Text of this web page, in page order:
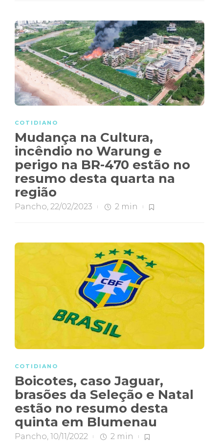
COTIDIANO
Mudança na Cultura,
incêndio no Warung e
perigo na BR-470 estão no
resumo desta quarta na
região
Pancho, 22/02/2023 2 min
COTIDIANO
Boicotes, caso Jaguar,
brasões da Seleção e Natal
estão no resumo desta
quinta em Blumenau
Pancho, 10/11/2022 2 min